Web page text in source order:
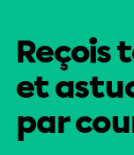
Reçois
et
par